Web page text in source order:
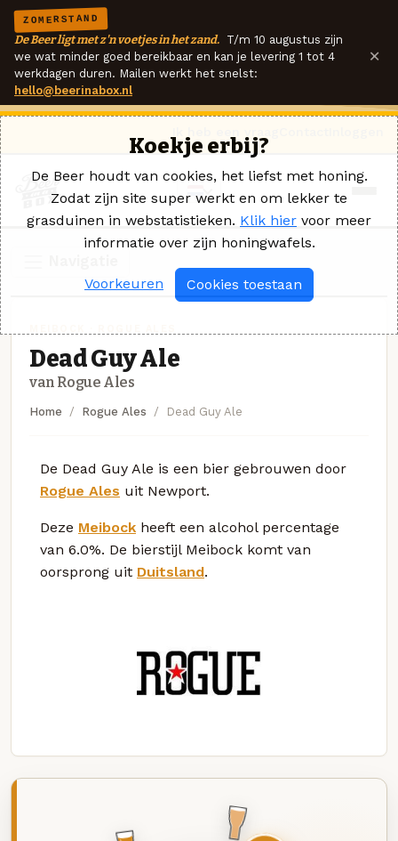
ZOMERSTAND
De Beer ligt met z'n voetjes in het zand. T/m 10 augustus zijn
we wat minder goed bereikbaar en kan je levering 1 tot 4
werkdagen duren. Mailen werkt het snelst:
hello@beerinabox.nl
×
Dead Guy Ale
van Rogue Ales
Home Rogue Ales Dead Guy Ale
De Dead Guy Ale is een bier gebrouwen door
Rogue Ales uit Newport.
Deze Meibock heeft een alcohol percentage
van 6.0%. De bierstijl Meibock komt van
oorsprong uit Duitsland.
Koekje erbij?
De Beer houdt van cookies, het liefst met honing.
Zodat zijn site super werkt en om lekker te
grasduinen in webstatistieken. Klik hier voor meer
informatie over zijn honingwafels.
Voorkeuren Cookies toestaan